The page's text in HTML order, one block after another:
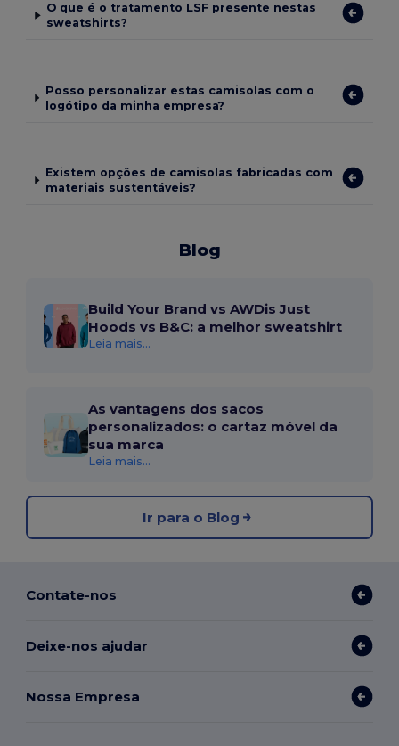
O que é o tratamento LSF presente nestas
sweatshirts?
Posso personalizar estas camisolas com o
logótipo da minha empresa?
Existem opções de camisolas fabricadas com
materiais sustentáveis?
Blog
Build Your Brand vs AWDis Just
Hoods vs B&C: a melhor sweatshirt
Leia mais...
As vantagens dos sacos
personalizados: o cartaz móvel da
sua marca
Leia mais...
Ir para o Blog
Contate-nos
Deixe-nos ajudar
Nossa Empresa